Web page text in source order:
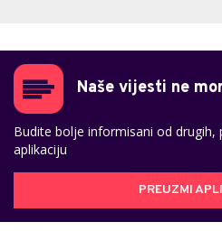
Naše vijesti ne
Budite bolje informisani od
aplikaciju
PREUZMI